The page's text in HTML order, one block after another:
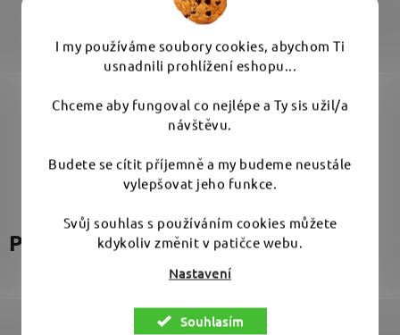
I my používáme soubory cookies, abychom Ti
usnadnili prohlížení eshopu...
Chceme aby fungoval co nejlépe a Ty sis užil/a
návštěvu.
Budete se cítit příjemně a my budeme neustále
vylepšovat jeho funkce.
Svůj souhlas s používáním cookies můžete
kdykoliv změnit v patičce webu.
Nastavení
Souhlasím
DO KOŠÍKU
Účinný autošampon s neutrálním pH, bohatou pěnou a
vůní Coca Coly. Spotřeba jen 25 ml...
Podobné produkty